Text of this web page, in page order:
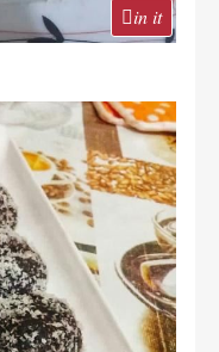
in it